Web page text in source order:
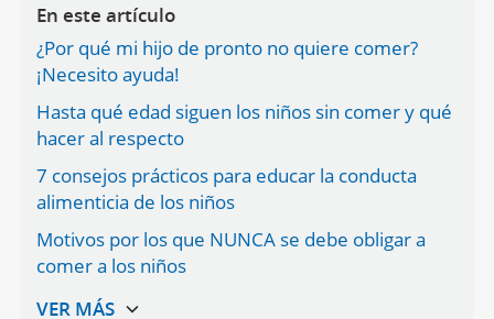
En este artículo
¿Por qué mi hijo de pronto no quiere comer?
¡Necesito ayuda!
Hasta qué edad siguen los niños sin comer y qué
hacer al respecto
7 consejos prácticos para educar la conducta
alimenticia de los niños
Motivos por los que NUNCA se debe obligar a
comer a los niños